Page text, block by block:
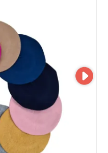
делая процесс
Наконец,
предлагаемой LEXA
аксессуар будет
ваших конечных
и
своим союзником,
и привлекать клиентов,
С LEXA
об руку — для